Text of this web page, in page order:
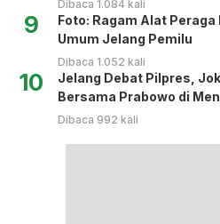
Dibaca 1.084 kali
9
Foto: Ragam Alat
Umum Jelang Pemilu
Dibaca 1.052 kali
10
Jelang Debat Pilpres,
Bersama Prabowo di
Dibaca 992 kali